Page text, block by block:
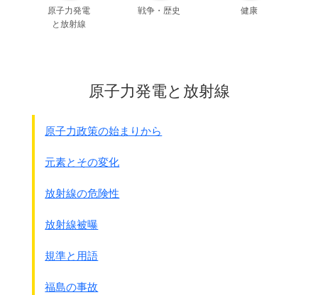
報告書の中身です。
注：若泉敬 京都産業大学教授で国際政治学者。佐藤栄作
●「中共の核実験と日本の安全の安全保障」から抜粋
わが国はあくまでも自ら核武装はしないという国是を貫くべ
きであると考えるが、
場合には何時でもやれるのだという潜在的な能力
合国力をつねに中共よりも高いレベルに引き上げておく努力
そしてわが国の偉大なポテンシャルを日本国民ならびに中共
日本は充分その能力はあるが自らの信念に従ってやらないだ
原子力の平和利用 （例えば商業用原子力発電や原子力商船
原子力発電
と放射線
戦争・歴史 健康
原子力発電と放射線
原子力政策の始まりから
元素とその変化
放射線の危険性
放射線被曝
規準と用語
福島の事故